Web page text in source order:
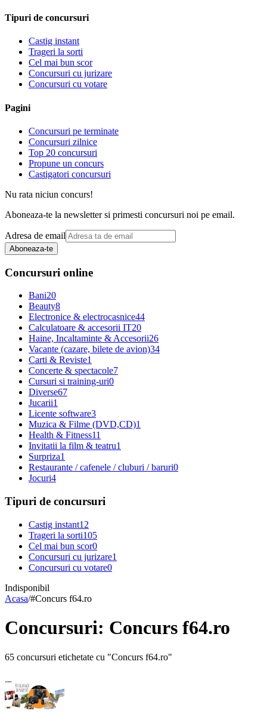
Tipuri de concursuri
Castig instant
Trageri la sorti
Cel mai bun scor
Concursuri cu jurizare
Concursuri cu votare
Pagini
Concursuri pe terminate
Concursuri zilnice
Top 20 concursuri
Propune un concurs
Castigatori concursuri
Nu rata niciun concurs!
Aboneaza-te la newsletter si primesti concursuri noi pe email.
Adresa de email
Aboneaza-te
Concursuri online
Bani20
Beauty8
Electronice & electrocasnice44
Calculatoare & accesorii IT20
Haine, Incaltaminte & Accesorii26
Vacante (cazare, bilete de avion)34
Carti & Reviste1
Concerte & spectacole7
Cursuri si training-uri0
Diverse67
Jucarii1
Licente software3
Muzica & Filme (DVD,CD)1
Health & Fitness11
Invitatii la film & teatru1
Surpriza1
Restaurante / cafenele / cluburi / baruri0
Jocuri4
Tipuri de concursuri
Castig instant12
Trageri la sorti105
Cel mai bun scor0
Concursuri cu jurizare1
Concursuri cu votare0
Indisponibil
Acasa/#Concurs f64.ro
Concursuri: Concurs f64.ro
65 concursuri etichetate cu "Concurs f64.ro"